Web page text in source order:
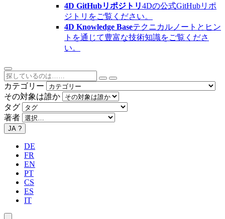
4D GitHubリポジトリ4Dの公式GitHubリポ
ジトリをご覧ください。
4D Knowledge Baseテクニカルノートとヒン
トを通じて豊富な技術知識をご覧くださ
い。
カテゴリー
その対象は誰か
タグ
著者
JA ?
DE
FR
EN
PT
CS
ES
IT